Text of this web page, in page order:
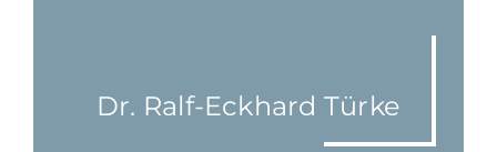
Dr. Ralf-Eckhard Türke